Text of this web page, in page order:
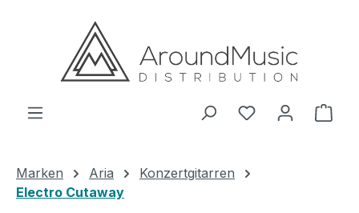
Zum Hauptinhalt springen
Marken Aria
Konzertgitarren
Electro Cutaway